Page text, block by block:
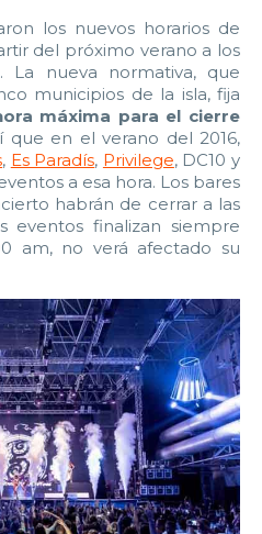
los nuevos horarios de
del próximo verano a los
nueva normativa, que
municipios de la isla, fija
máxima para el cierre
que en el verano del 2016,
, Es Paradís, Privilege, DC10 y
a esa hora. Los bares
habrán de cerrar a las
eventos finalizan siempre
am, no verá afectado su
1:00 1:30
3:30
7:00 7:30
9:30
11:00 11:30
13:00 13:30